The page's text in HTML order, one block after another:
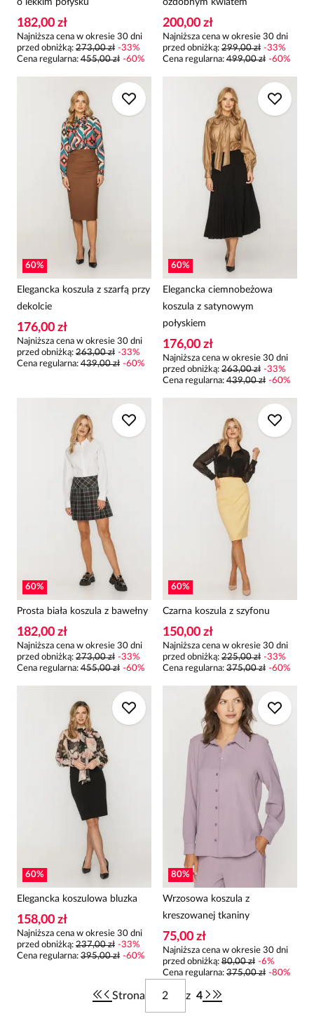
o lekkim połysku
182,00 zł
Najniższa cena w okresie 30 dni
przed obniżką: 273,00 zł -33%
Cena regularna: 455,00 zł -60%
ozdobnym kwiatem
200,00 zł
Najniższa cena w okresie 30 dni
przed obniżką: 299,00 zł -33%
Cena regularna: 499,00 zł -60%
60%
Elegancka koszula z szarfą przy
dekolcie
176,00 zł
Najniższa cena w okresie 30 dni
przed obniżką: 263,00 zł -33%
Cena regularna: 439,00 zł -60%
60%
Elegancka ciemnobeżowa
koszula z satynowym
połyskiem
176,00 zł
Najniższa cena w okresie 30 dni
przed obniżką: 263,00 zł -33%
Cena regularna: 439,00 zł -60%
60%
Prosta biała koszula z bawełny
182,00 zł
Najniższa cena w okresie 30 dni
przed obniżką: 273,00 zł -33%
Cena regularna: 455,00 zł -60%
60%
Czarna koszula z szyfonu
150,00 zł
Najniższa cena w okresie 30 dni
przed obniżką: 225,00 zł -33%
Cena regularna: 375,00 zł -60%
60%
Elegancka koszulowa bluzka
158,00 zł
Najniższa cena w okresie 30 dni
przed obniżką: 237,00 zł -33%
Cena regularna: 395,00 zł -60%
80%
Wrzosowa koszula z
kreszowanej tkaniny
75,00 zł
Najniższa cena w okresie 30 dni
przed obniżką: 80,00 zł -6%
Cena regularna: 375,00 zł -80%
Strona z 4